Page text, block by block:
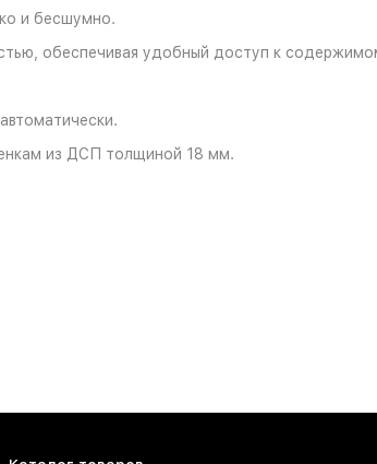
и бесшумно.
обеспечивая удобный доступ к
из ДСП толщиной 18 мм.